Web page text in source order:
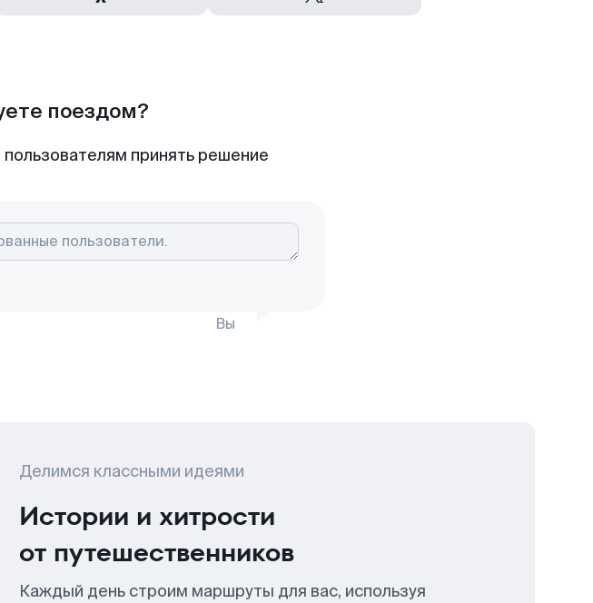
поездом?
принять решение
Вы
Делимся классными идеями
Истории и хитрости
от путешественников
Каждый день строим маршруты для вас, используя